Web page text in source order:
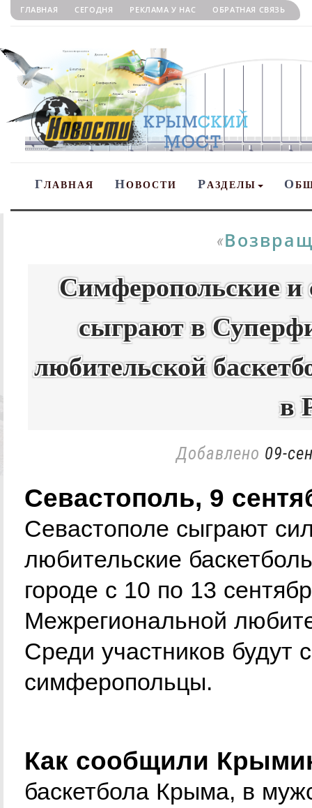
ГЛАВНАЯ СЕГОДНЯ РЕКЛАМА У НАС ОБРАТНАЯ СВЯЗЬ
ГЛАВНАЯ НОВОСТИ РАЗДЕЛЫ О
«
Симферопольские и
сыграют в
любительской
в
Добавлено 09-
Севастополь, 9
Севастополе сыграют
любительские
городе с 10 по 13
Межрегиональной
Среди участников будут
симферопольцы.
Как сообщили
баскетбола Крыма, в